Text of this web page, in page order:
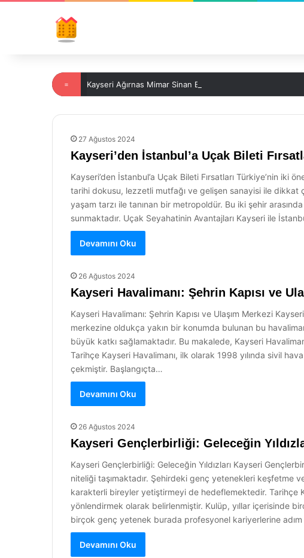
= Kayseri Ağırnas Mimar Sinan Evi: Tarihin İzinde Bir Yolculuk
27 Ağustos 2024
Kayseri’den İstanbul’a Uçak Bileti
Kayseri’den İstanbul’a Uçak Bileti Fırsatları Türkiye’nin
tarihi dokusu, lezzetli mutfağı ve gelişen sanayisi ile
yaşam tarzı ile tanınan bir metropoldür. Bu iki şehir
sunmaktadır. Uçak Seyahatinin Avantajları Kayseri ile
Devamını Oku
26 Ağustos 2024
Kayseri Havalimanı: Şehrin Kapısı ve
Kayseri Havalimanı: Şehrin Kapısı ve Ulaşım Merkezi
merkezine oldukça yakın bir konumda bulunan bu
büyük katkı sağlamaktadır. Bu makalede, Kayseri
Tarihçe Kayseri Havalimanı, ilk olarak 1998 yılında sivil
çekmiştir. Başlangıçta…
Devamını Oku
26 Ağustos 2024
Kayseri Gençlerbirliği: Geleceğin
Kayseri Gençlerbirliği: Geleceğin Yıldızları Kayseri
niteliği taşımaktadır. Şehirdeki genç yetenekleri keşfetme
karakterli bireyler yetiştirmeyi de hedeflemektedir. Tarihçe
yönlendirmek olarak belirlenmiştir. Kulüp, yıllar içerisinde
birçok genç yetenek burada profesyonel kariyerlerine adım
Devamını Oku